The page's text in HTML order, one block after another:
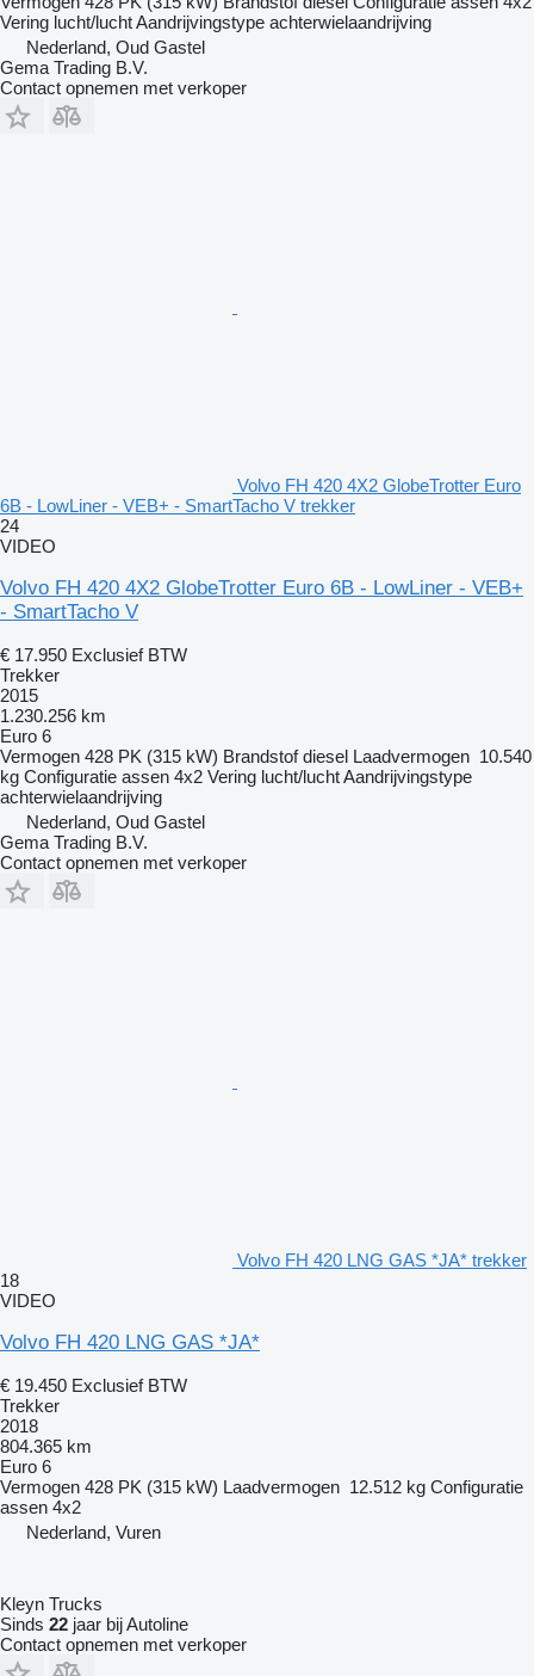
Vering lucht/luchtAandrijvingstype achterwielaandrijving
Nederland, Oud Gastel
Gema Trading B.V.
Contact opnemen met verkoper
Volvo FH 420 4X2 GlobeTrotter Euro
6B - LowLiner - VEB+ - SmartTacho V trekker
24
VIDEO
Volvo FH 420 4X2 GlobeTrotter Euro 6B - LowLiner - VEB+
- SmartTacho V
€ 17.950 Exclusief BTW
Trekker
2015
1.230.256 km
Euro 6
Vermogen 428 PK (315 kW) Brandstof diesel Laadvermogen 10.540
kg Configuratie assen 4x2 Vering lucht/luchtAandrijvingstype
achterwielaandrijving
Nederland, Oud Gastel
Gema Trading B.V.
Contact opnemen met verkoper
Volvo FH 420 LNG GAS *JA* trekker
18
VIDEO
Volvo FH 420 LNG GAS *JA*
€ 19.450 Exclusief BTW
Trekker
2018
804.365 km
Euro 6
Vermogen 428 PK (315 kW) Laadvermogen 12.512 kg Configuratie
assen 4x2
Nederland, Vuren
Kleyn Trucks
Sinds 22 jaar bij Autoline
Contact opnemen met verkoper